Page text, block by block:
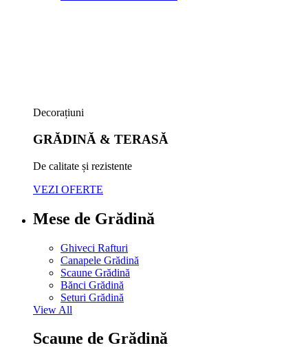
Decorațiuni
GRĂDINĂ & TERASĂ
De calitate și rezistente
VEZI OFERTE
Mese de Grădină
Ghiveci Rafturi
Canapele Grădină
Scaune Grădină
Bănci Grădină
Seturi Grădină
View All
Scaune de Grădină